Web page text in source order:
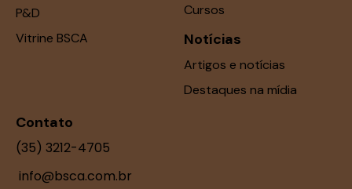
P&D
Vitrine BSCA
Cursos
Notícias
Artigos e notícias
Destaques na mídia
Contato
(35) 3212-4705
info@bsca.com.br